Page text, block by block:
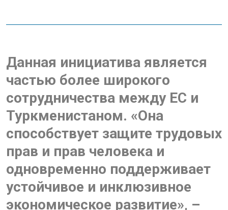
Данная инициатива является
частью более широкого
сотрудничества между ЕС и
Туркменистаном. «Она
способствует защите трудовых
прав и прав человека и
одновременно поддерживает
устойчивое и инклюзивное
экономическое развитие», –